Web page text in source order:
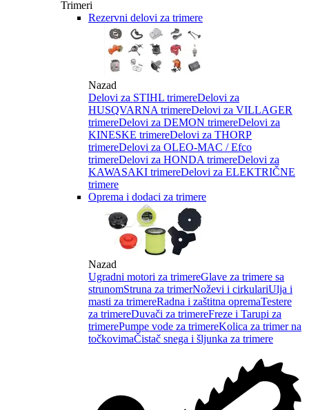
Trimeri
Rezervni delovi za trimere
Nazad
Delovi za STIHL trimereDelovi za
HUSQVARNA trimereDelovi za VILLAGER
trimereDelovi za DEMON trimereDelovi za
KINESKE trimereDelovi za THORP
trimereDelovi za OLEO-MAC / Efco
trimereDelovi za HONDA trimereDelovi za
KAWASAKI trimereDelovi za ELEKTRIČNE
trimere
Oprema i dodaci za trimere
Nazad
Ugradni motori za trimereGlave za trimere sa
strunomStruna za trimerNoževi i cirkulariUlja i
masti za trimereRadna i zaštitna opremaTestere
za trimereDuvači za trimereFreze i Tarupi za
trimerePumpe vode za trimereKolica za trimer na
točkovimaČistač snega i šljunka za trimere